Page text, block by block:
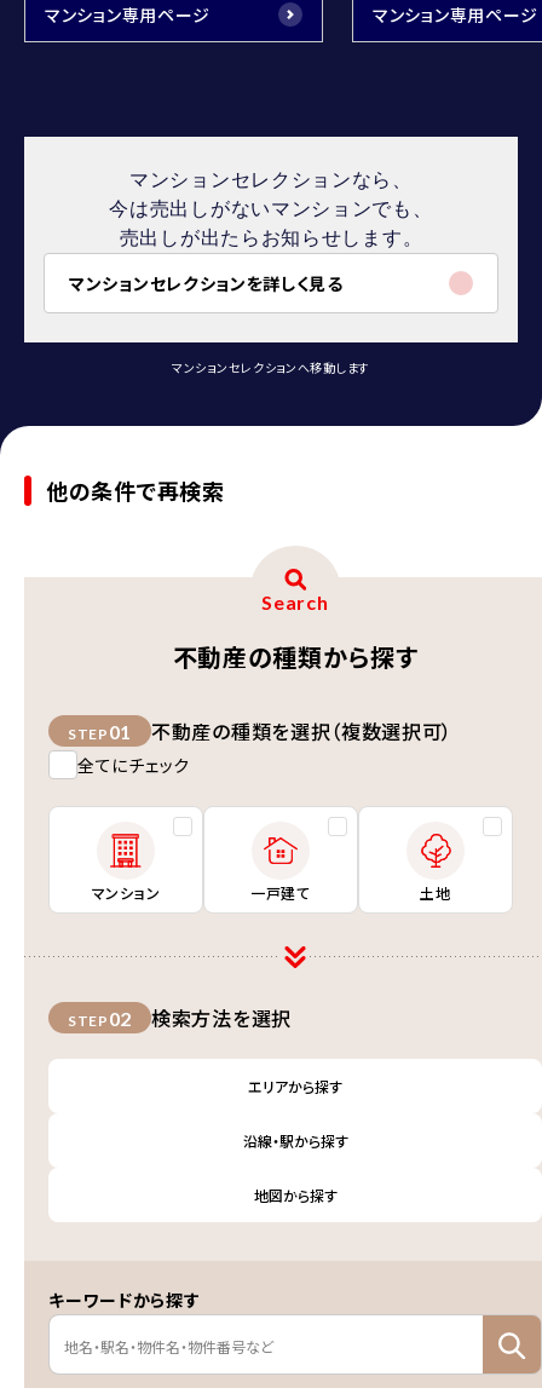
マンション専用ページ マンション専用ページ
マンションセレクションなら、
今は売出しがないマンションでも、
売出しが出たらお知らせします。
マンションセレクションを詳しく見る
マンションセレクションへ移動します
他の条件で再検索
Search
不動産の種類から探す
STEP 01 不動産の種類を選択（複数選択可）
全てにチェック
マンション 一戸建て 土地
STEP 02 検索方法を選択
エリアから探す
沿線・駅から探す
地図から探す
キーワードから探す